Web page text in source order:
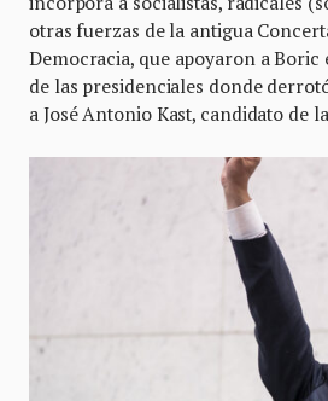
otras fuerzas de la antigua
Democracia, que apoyaron a Boric
de las presidenciales donde
a José Antonio Kast, candidato de